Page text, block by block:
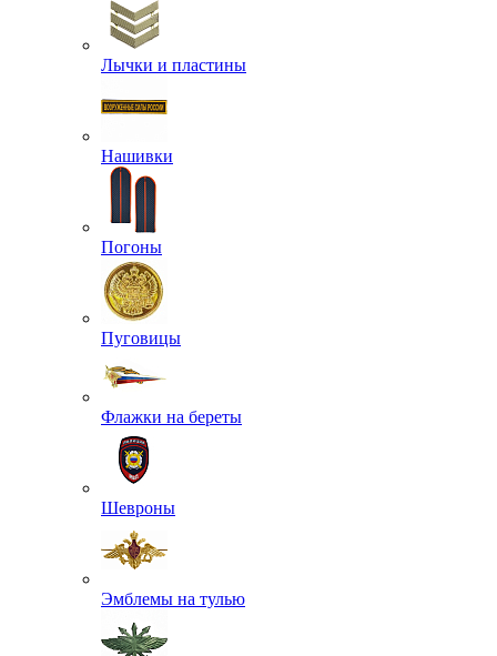
Лычки и пластины
Нашивки
Погоны
Пуговицы
Флажки на береты
Шевроны
Эмблемы на тулью